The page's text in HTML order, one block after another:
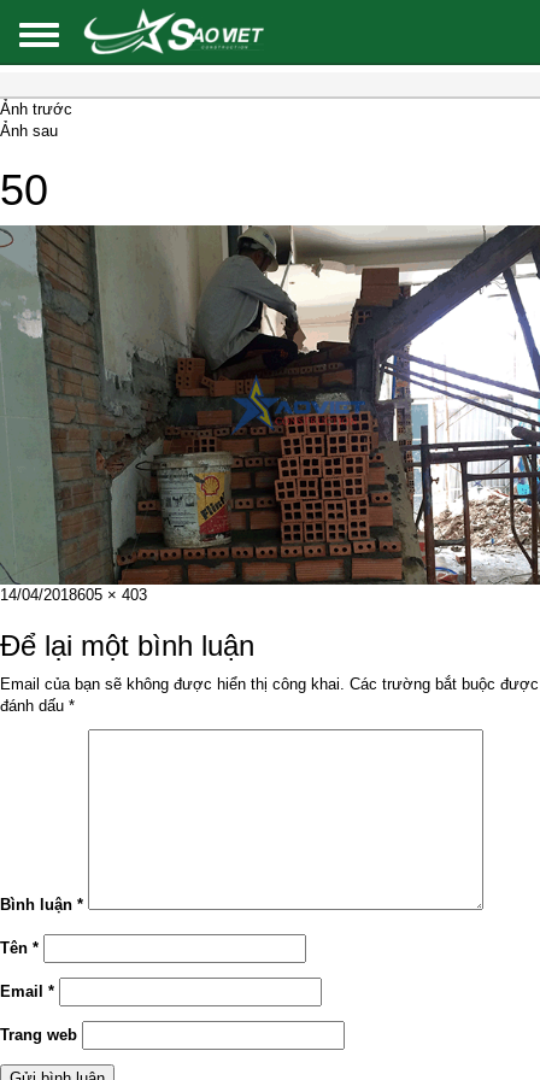
Ảnh trước
Ảnh sau
50
Đăng
ngày
14/04/2018Kích
đầy
đủ
605 × 403
Để lại một bình luận
Email của bạn sẽ không được hiển thị công khai. Các trường bắt buộc được
đánh dấu *
Bình luận *
Tên *
Email *
Trang web